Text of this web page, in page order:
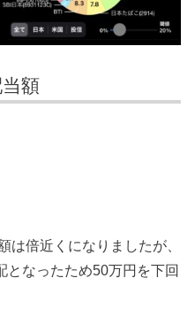
額
は倍近くになりましたが、
となったため50万円を下回